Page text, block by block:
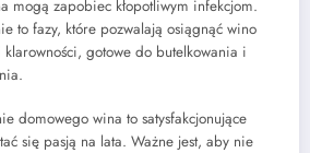
mogą zapobiec kłopotliwym infekcjom.
to fazy, które pozwalają osiągnąć wino
klarowności, gotowe do butelkowania i
domowego wina to satysfakcjonujące
się pasją na lata. Ważne jest, aby nie